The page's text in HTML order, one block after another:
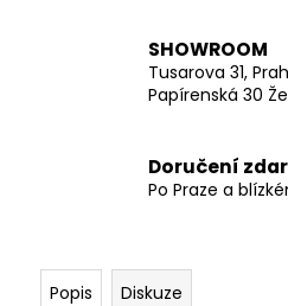
SHOWROOM
Tusarova 31,
Papírenská 30
Doručení
Po Praze a
Popis Diskuze